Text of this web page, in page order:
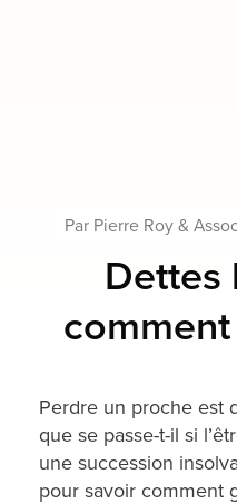
Par Pierre Roy &
Dettes
Perdre un proche est
que se passe-t-il si
une succession
pour savoir comment